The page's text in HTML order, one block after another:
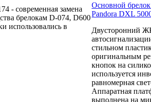
- современная замена
брелокам D-074, D600
использовались в
Основной
Pandora DXL
Двусторонний
стильном
оригинальным
кнопок на
используется
равномерная
Аппаратная
выполнена на